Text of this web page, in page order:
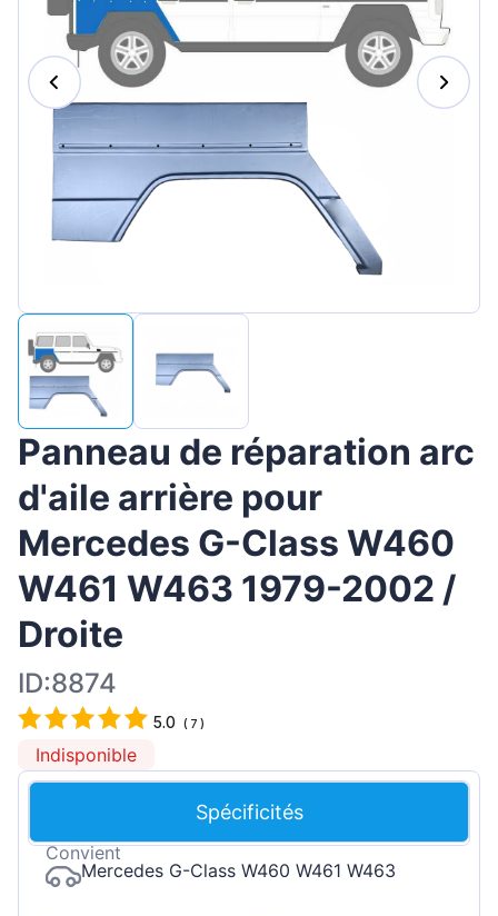
Magyar
Lietuvių
Português
Slovenian
Latvian
Panneau de réparation arc
d'aile arrière pour
Mercedes G-Class W460
W461 W463 1979-2002 /
Droite
ID:8874
5.0 ( 7 )
Indisponible
Spécificités
Convient
Mercedes G-Class W460 W461 W463